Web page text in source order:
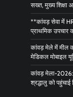
सख्त, मुख्य शिक्षा
**कांवड़ सेवा में
प्राथमिक उपचार
कांवड़ मेले में मील
मेडिकल मोबाइल
कांवड़ मेला-2026:
श्रद्धालु को पहुंचाई